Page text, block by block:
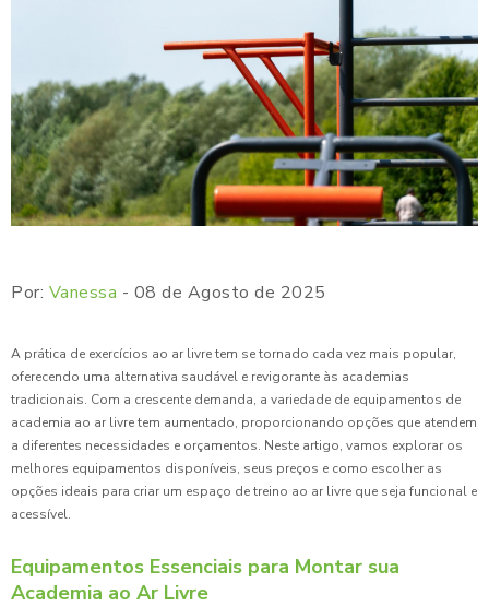
Por: Vanessa - 08 de Agosto de 2025
A prática de exercícios ao ar livre tem se tornado cada vez mais popular,
oferecendo uma alternativa saudável e revigorante às academias
tradicionais. Com a crescente demanda, a variedade de equipamentos de
academia ao ar livre tem aumentado, proporcionando opções que atendem
a diferentes necessidades e orçamentos. Neste artigo, vamos explorar os
melhores equipamentos disponíveis, seus preços e como escolher as
opções ideais para criar um espaço de treino ao ar livre que seja funcional e
acessível.
Equipamentos Essenciais para Montar sua
Academia ao Ar Livre